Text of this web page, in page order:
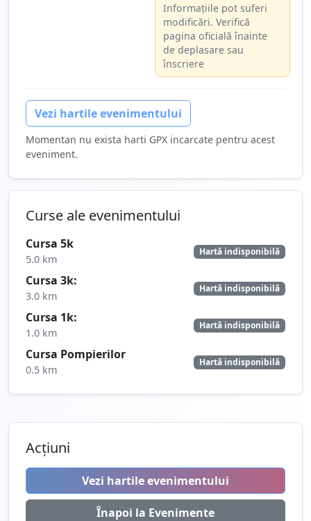
Informațiile pot suferi
modificări. Verifică
pagina oficială înainte
de deplasare sau
înscriere
Vezi hartile evenimentului
Momentan nu exista harti GPX incarcate pentru acest
eveniment.
Curse ale evenimentului
Cursa 5k
5.0 km
Hartă indisponibilă
Cursa 3k:
3.0 km
Hartă indisponibilă
Cursa 1k:
1.0 km
Hartă indisponibilă
Cursa Pompierilor
0.5 km
Hartă indisponibilă
Acțiuni
Vezi hartile evenimentului
Înapoi la Evenimente